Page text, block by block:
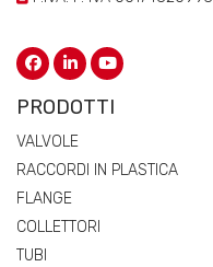
PRODOTTI
VALVOLE
RACCORDI IN PLASTICA
FLANGE
COLLETTORI
TUBI